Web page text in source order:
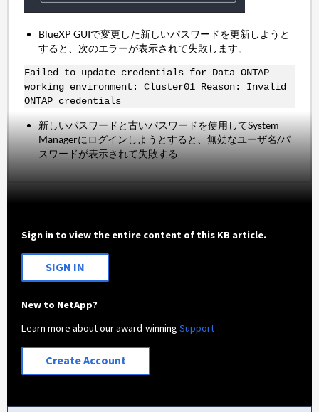
BlueXP GUIで変更した新しいパスワードを更新しようと
すると、次のエラーが表示されて失敗します。
Failed to update credentials for Data ONTAP
working environment: Cluster01 Reason: Invalid
ONTAP credentials
新しいパスワードと古いパスワードを使用してSystem
Managerにログインしようとすると、無効なユーザ名/パ
スワードが表示されて失敗する
Sign in to view the entire content of this KB article.
SIGN IN
New to NetApp?
Learn more about our award-winningSupport
Create Account